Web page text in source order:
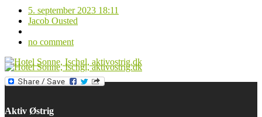
5. september 2023 18:11
Jacob Ousted
no comment
Aktiv Østrig